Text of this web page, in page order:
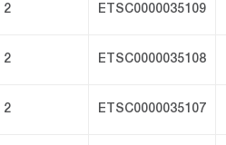
2 ETSC0000035109
2 ETSC0000035108
2 ETSC0000035107